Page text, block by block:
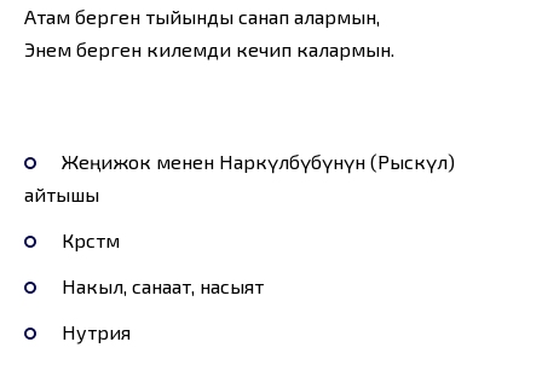
Атам берген тыйынды санап алармын,
Энем берген килемди кечип калармын.
Жеңижок менен Наркүлбүбүнүн (Рыскүл)
айтышы
Көрсөтмө
Накыл, санаат, насыят
Нутрия